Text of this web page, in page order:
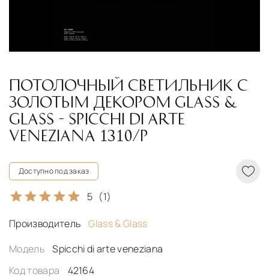
ПОТОЛОЧНЫЙ СВЕТИЛЬНИК С
ЗОЛОТЫМ ДЕКОРОМ GLASS &
GLASS - SPICCHI DI ARTE
VENEZIANA 1310/P
Доступно под заказ
5 (1)
Производитель
Glass & Glass
Модель
Spicchi di arte veneziana
Код товара
42164